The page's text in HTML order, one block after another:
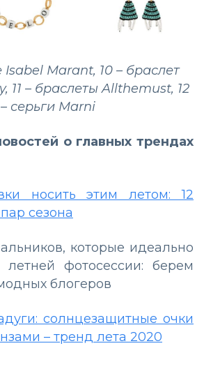
Marant, 10 – браслет
11 – браслеты Allthemust, 12
– серьги Marni
о главных трендах
носить этим летом: 12
сезона
которые идеально
фотосессии: берем
блогеров
солнцезащитные очки
– тренд лета 2020